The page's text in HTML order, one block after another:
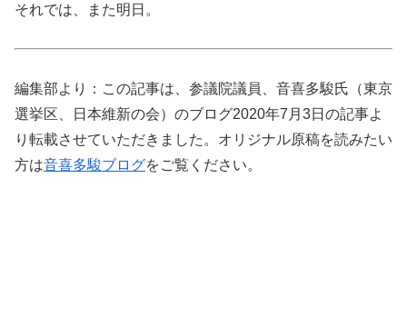
それでは、また明日。
編集部より：この記事は、参議院議員、音喜多駿氏（東京
選挙区、日本維新の会）のブログ2020年7月3日の記事よ
り転載させていただきました。オリジナル原稿を読みたい
方は音喜多駿ブログをご覧ください。